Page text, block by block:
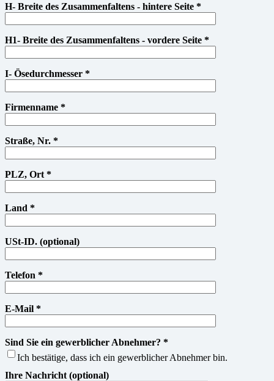
H- Breite des Zusammenfaltens - hintere Seite *
H1- Breite des Zusammenfaltens - vordere Seite *
I- Ösedurchmesser *
Firmenname *
Straße, Nr. *
PLZ, Ort *
Land *
USt-ID. (optional)
Telefon *
E-Mail *
Sind Sie ein gewerblicher Abnehmer? *
Ich bestätige, dass ich ein gewerblicher Abnehmer bin.
Ihre Nachricht (optional)